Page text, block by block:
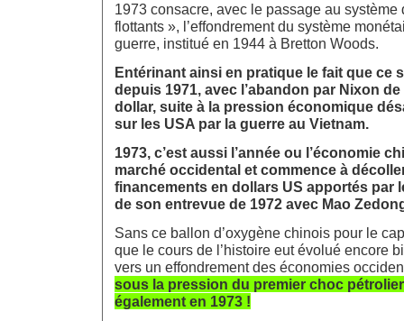
1973 consacre, avec le passage au système
flottants », l’effondrement du système
guerre, institué en 1944 à Bretton Woods.
Entérinant ainsi en pratique le fait que ce
depuis 1971, avec l’abandon par Nixon
dollar, suite à la pression économique
sur les USA par la guerre au Vietnam.
1973, c’est aussi l’année ou l’économie
marché occidental et commence à
financements en dollars US apportés par
de son entrevue de 1972 avec Mao
Sans ce ballon d’oxygène chinois pour le
que le cours de l’histoire eut évolué encore
vers un effondrement des économies
sous la pression du premier choc
également en 1973 !